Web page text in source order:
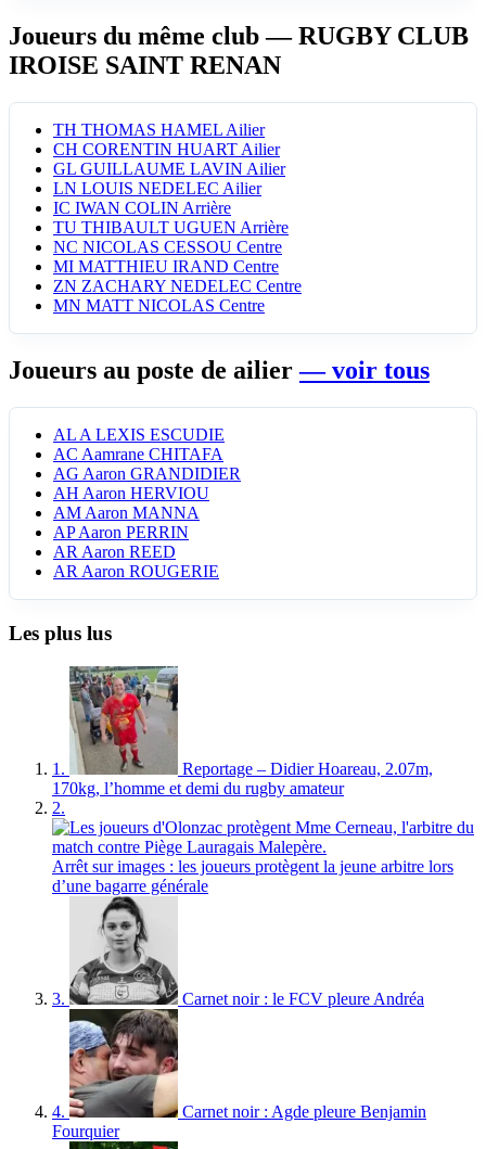
Joueurs du même club— RUGBY CLUB
IROISE SAINT RENAN
TH THOMAS HAMEL Ailier
CH CORENTIN HUART Ailier
GL GUILLAUME LAVIN Ailier
LN LOUIS NEDELEC Ailier
IC IWAN COLIN Arrière
TU THIBAULT UGUEN Arrière
NC NICOLAS CESSOU Centre
MI MATTHIEU IRAND Centre
ZN ZACHARY NEDELEC Centre
MN MATT NICOLAS Centre
Joueurs au poste de ailier— voir tous
AL A LEXIS ESCUDIE
AC Aamrane CHITAFA
AG Aaron GRANDIDIER
AH Aaron HERVIOU
AM Aaron MANNA
AP Aaron PERRIN
AR Aaron REED
AR Aaron ROUGERIE
Les plus lus
1.
Reportage – Didier Hoareau, 2.07m,
170kg, l’homme et demi du rugby amateur
2.
Arrêt sur images : les joueurs protègent la jeune arbitre lors
d’une bagarre générale
3. Carnet noir : le FCV pleure Andréa
4.
Carnet noir : Agde pleure Benjamin
Fourquier